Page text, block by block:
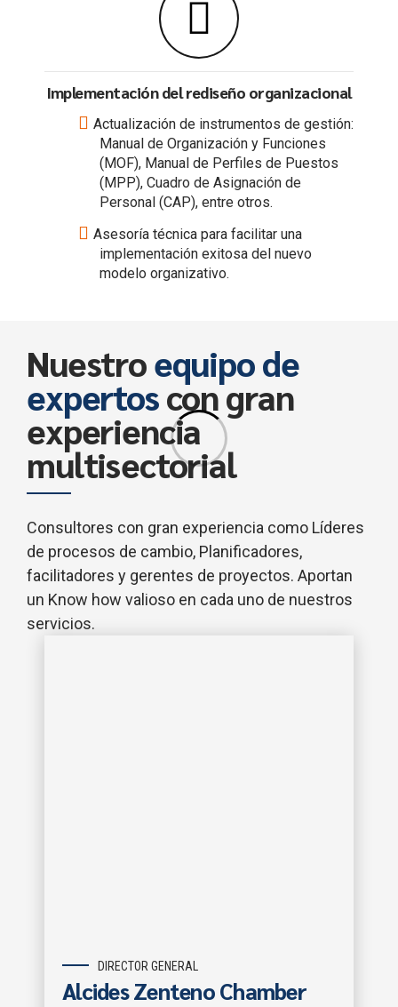
Implementación del rediseño organizacional
Actualización de instrumentos de gestión:
Manual de Organización y Funciones
(MOF), Manual de Perfiles de Puestos
(MPP), Cuadro de Asignación de
Personal (CAP), entre otros.
Asesoría técnica para facilitar una
implementación exitosa del nuevo
modelo organizativo.
Nuestroequipo de
expertoscon gran
experiencia
multisectorial
Consultores con gran experiencia como Líderes
de procesos de cambio, Planificadores,
facilitadores y gerentes de proyectos. Aportan
un Know how valioso en cada uno de nuestros
servicios.
DIRECTOR GENERAL
Alcides Zenteno Chamber